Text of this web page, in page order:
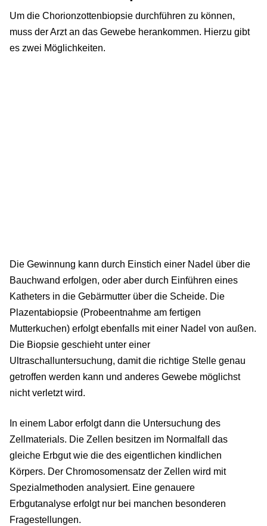
Um die Chorionzottenbiopsie durchführen zu können,
muss der Arzt an das Gewebe herankommen. Hierzu gibt
es zwei Möglichkeiten.
Die Gewinnung kann durch Einstich einer Nadel über die
Bauchwand erfolgen, oder aber durch Einführen eines
Katheters in die Gebärmutter über die Scheide. Die
Plazentabiopsie (Probeentnahme am fertigen
Mutterkuchen) erfolgt ebenfalls mit einer Nadel von außen.
Die Biopsie geschieht unter einer
Ultraschalluntersuchung, damit die richtige Stelle genau
getroffen werden kann und anderes Gewebe möglichst
nicht verletzt wird.
In einem Labor erfolgt dann die Untersuchung des
Zellmaterials. Die Zellen besitzen im Normalfall das
gleiche Erbgut wie die des eigentlichen kindlichen
Körpers. Der Chromosomensatz der Zellen wird mit
Spezialmethoden analysiert. Eine genauere
Erbgutanalyse erfolgt nur bei manchen besonderen
Fragestellungen.